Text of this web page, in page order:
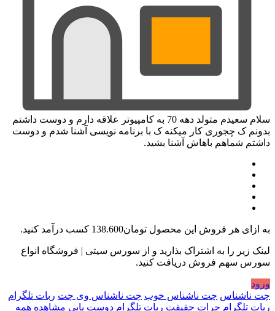
سلام سعیدم متولد دهه 70 به کامپیوتر علاقه دارم و دوست داشتم
بدونم ک چجوری کار میکنه ک با برنامه نویسی آشنا شدم و دوست
داشتم شماهم باهاش آشنا بشید.
به ازای هر فروش این محصول تومان138.600 کسب درآمد کنید.
لینک زیر را به اشتراک بذارید و از سورس سیتی | فروشگاه انواع
سورس سهم فروش دریافت کنید.
ورود
چت ناشناس چت ناشناس خوب چت ناشناس وی چت ربات تلگرام
ربات تلگرام جرات حقیقت ربات تلگرام دوست یابی مشاهده همه